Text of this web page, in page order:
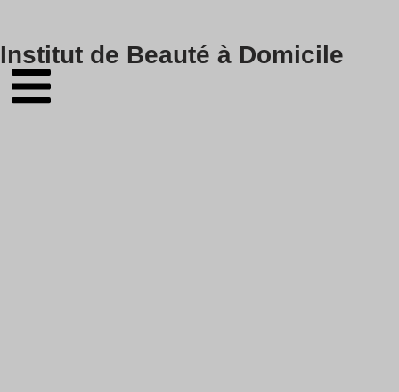
Skip
to
content
Institut de Beauté à Domicile